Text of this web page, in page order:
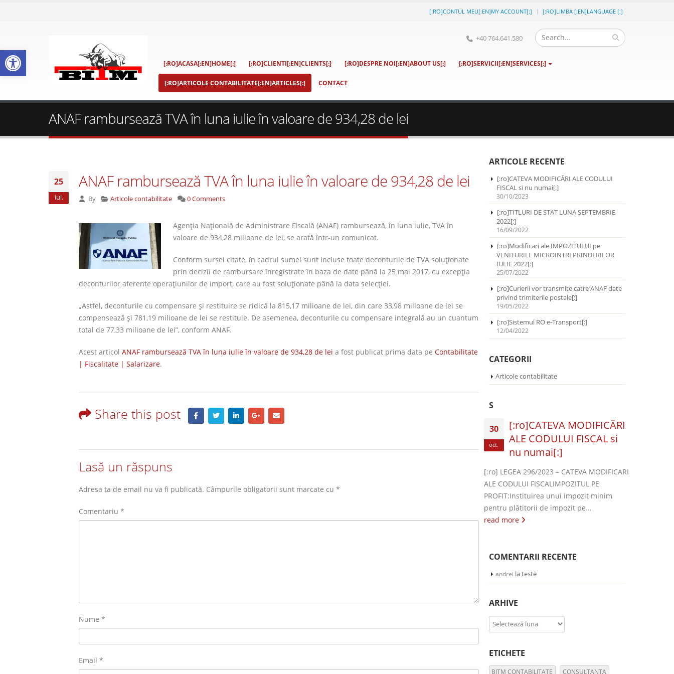
[:RO]CONTUL MEU[:EN]MY ACCOUNT[:] [:RO]LIMBA [:EN]LANGUAGE [:]
+40 764.641.580
[:RO]ACASA[:EN]HOME[:] [:RO]CLIENTI[:EN]CLIENTS[:] [:RO]DESPRE NOI[:EN]ABOUT US[:] [:RO]SERVICII[:EN]SERVICES[:]
[:RO]ARTICOLE CONTABILITATE[:EN]ARTICLES[:] CONTACT
ANAF rambursează TVA în luna iulie în valoare de 934,28 de lei
25
iul.
ANAF rambursează TVA în luna iulie în valoare de 934,28 de lei
By Articole contabilitate 0 Comments
Agenția Națională de Administrare Fiscală (ANAF) rambursează, în luna iulie, TVA în
valoare de 934,28 milioane de lei, se arată într-un comunicat.
Conform sursei citate, în cadrul sumei sunt incluse toate deconturile de TVA soluționate
prin decizii de rambursare înregistrate în baza de date până la 25 mai 2017, cu excepția
deconturilor aferente operațiunilor de import, care au fost soluționate până la data selecției.
„Astfel, deconturile cu compensare și restituire se ridică la 815,17 milioane de lei, din care 33,98 milioane de lei se
compensează și 781,19 milioane de lei se restituie. De asemenea, deconturile cu compensare integrală au un cuantum
total de 77,33 milioane de lei”, conform ANAF.
Acest articol ANAF rambursează TVA în luna iulie în valoare de 934,28 de lei a fost publicat prima data pe Contabilitate
| Fiscalitate | Salarizare.
Share this post
Lasă un răspuns
Adresa ta de email nu va fi publicată. Câmpurile obligatorii sunt marcate cu *
Comentariu *
Nume *
Email *
ARTICOLE RECENTE
[:ro]CATEVA MODIFICĂRI ALE CODULUI
FISCAL si nu numai[:]
30/10/2023
[:ro]TITLURI DE STAT LUNA SEPTEMBRIE
2022[:]
16/09/2022
[:ro]Modificari ale IMPOZITULUI pe
VENITURILE MICROINTREPRINDERILOR
IULIE 2022[:]
25/07/2022
[:ro]Curierii vor transmite catre ANAF date
privind trimiterile postale[:]
19/05/2022
[:ro]Sistemul RO e-Transport[:]
12/04/2022
CATEGORII
Articole contabilitate
S
30
oct.
[:ro]CATEVA MODIFICĂRI
ALE CODULUI FISCAL si
nu numai[:]
[:ro] LEGEA 296/2023 – CATEVA MODIFICARI
ALE CODULUI FISCALIMPOZITUL PE
PROFIT:Instituirea unui impozit minim
pentru plătitorii de impozit pe...
read more
COMENTARII RECENTE
andrei lateste
ARHIVE
Arhive
ETICHETE
BITM CONTABILITATE CONSULTANTA
Deschide bara de unelte